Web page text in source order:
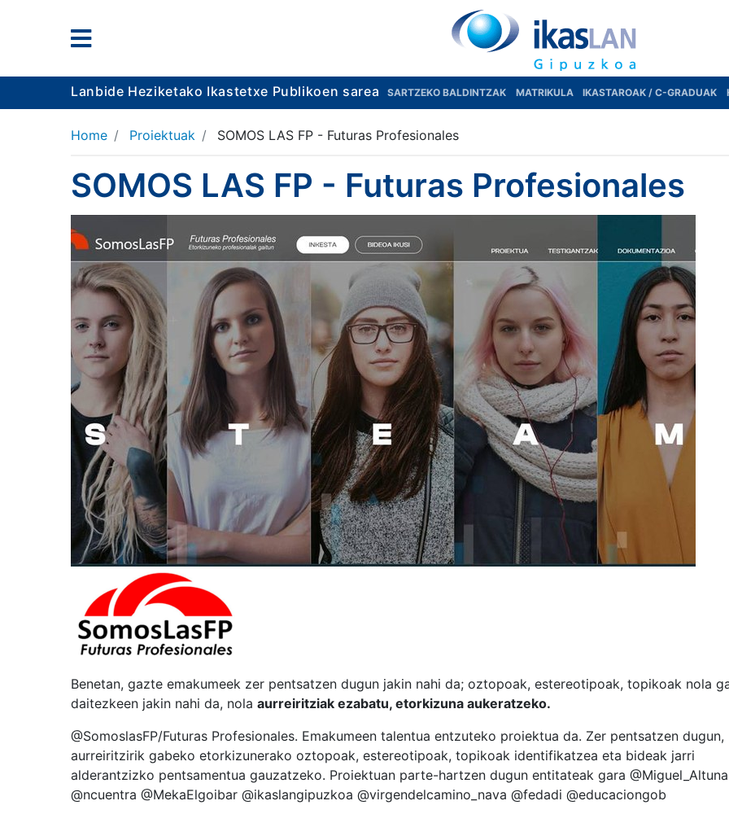
Lanbide Heziketako Ikastetxe Publikoen sarea SARTZEKO BALDINTZAK MATRIKULA IKASTAROAK / C-GRADUAK
Home Proiektuak SOMOS LAS FP - Futuras Profesionales
SOMOS LAS FP - Futuras Profesionales
Benetan, gazte emakumeek zer pentsatzen dugun jakin nahi da; oztopoak, estereotipoak, topikoak nola
daitezkeen jakin nahi da, nola aurreiritziak ezabatu, etorkizuna aukeratzeko.
@SomoslasFP/Futuras Profesionales. Emakumeen talentua entzuteko proiektua da. Zer pentsatzen dugun,
aurreiritzirik gabeko etorkizunerako oztopoak, estereotipoak, topikoak identifikatzea eta bideak jarri
alderantzizko pentsamentua gauzatzeko. Proiektuan parte-hartzen dugun entitateak gara @Miguel_Altuna
@ncuentra @MekaElgoibar @ikaslangipuzkoa @virgendelcamino_nava @fedadi @educaciongob